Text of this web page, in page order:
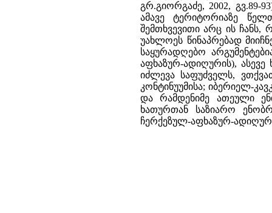
გრ.გიორგაძე, 2002, გვ.89-
ამავე ტერიტორიაზე
შემთხვევითი არც ის
უახლოეს წინაპრებად
საყურადღებო
აფხაზურ-ადიღურის),
იძლევა საფუძველს,
კონტინუუმისა; იბერიელ-
და რამდენიმე ათეული
ხათურთან საზიარო
ჩერქეზულ-აფხაზურ-